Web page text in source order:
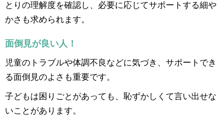
とりの理解度を確認し、必要に応じてサポートする細や
かさも求められます。
面倒見が良い人！
児童のトラブルや体調不良などに気づき、サポートでき
る面倒見のよさも重要です。
子どもは困りごとがあっても、恥ずかしくて言い出せな
いことがあります。